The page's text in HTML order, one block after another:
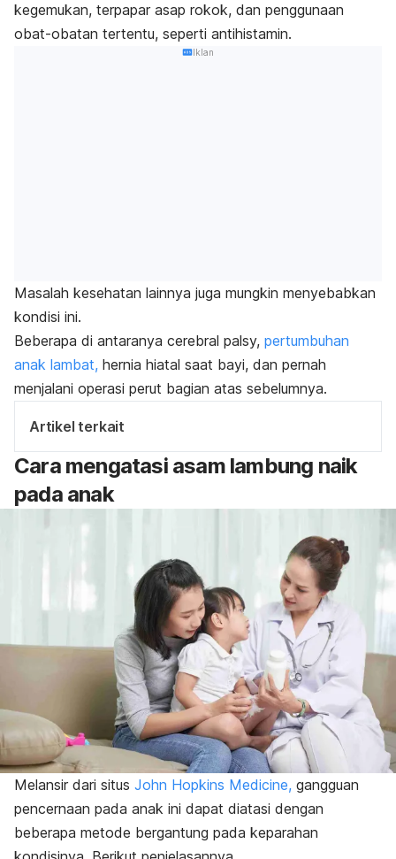
kegemukan, terpapar asap rokok, dan penggunaan
obat-obatan tertentu, seperti antihistamin.
Iklan
Masalah kesehatan lainnya juga mungkin menyebabkan
kondisi ini.
Beberapa di antaranya cerebral palsy, pertumbuhan
anak lambat, hernia hiatal saat bayi, dan pernah
menjalani operasi perut bagian atas sebelumnya.
Artikel terkait
Cara mengatasi asam lambung naik
pada anak
Melansir dari situs John Hopkins Medicine, gangguan
pencernaan pada anak ini dapat diatasi dengan
beberapa metode bergantung pada keparahan